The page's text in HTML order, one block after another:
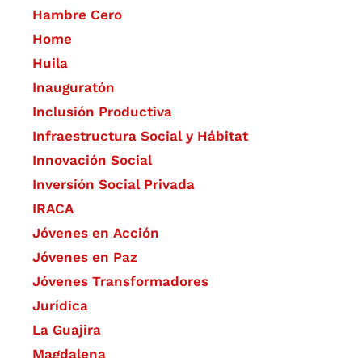
Hambre Cero
Home
Huila
Inauguratón
Inclusión Productiva
Infraestructura Social y Hábitat
​Innovación Social
Inversión Social Privada
IRACA
Jóvenes en Acción
Jóvenes en Paz
Jóvenes Transformadores
Jurídica
La Guajira
Magdalena